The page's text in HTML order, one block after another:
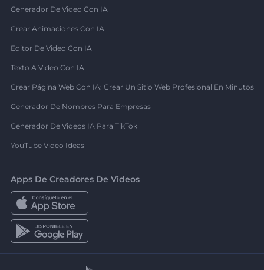
Generador De Video Con IA
Crear Animaciones Con IA
Editor De Video Con IA
Texto A Video Con IA
Crear Página Web Con IA: Crear Un Sitio Web Profesional En Minutos
Generador De Nombres Para Empresas
Generador De Videos IA Para TikTok
YouTube Video Ideas
Apps De Creadores De Videos